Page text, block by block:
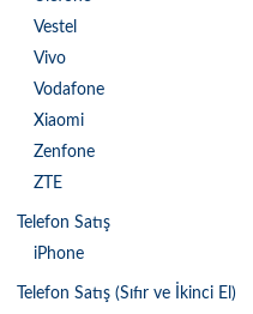
Vestel
Vivo
Vodafone
Xiaomi
Zenfone
ZTE
Telefon Satış
iPhone
Telefon Satış (Sıfır ve İkinci El)